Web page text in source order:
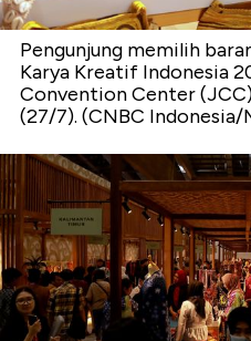
Pengunjung memilih
Karya Kreatif Indonesia
Convention Center
(27/7). (CNBC Indonesia/